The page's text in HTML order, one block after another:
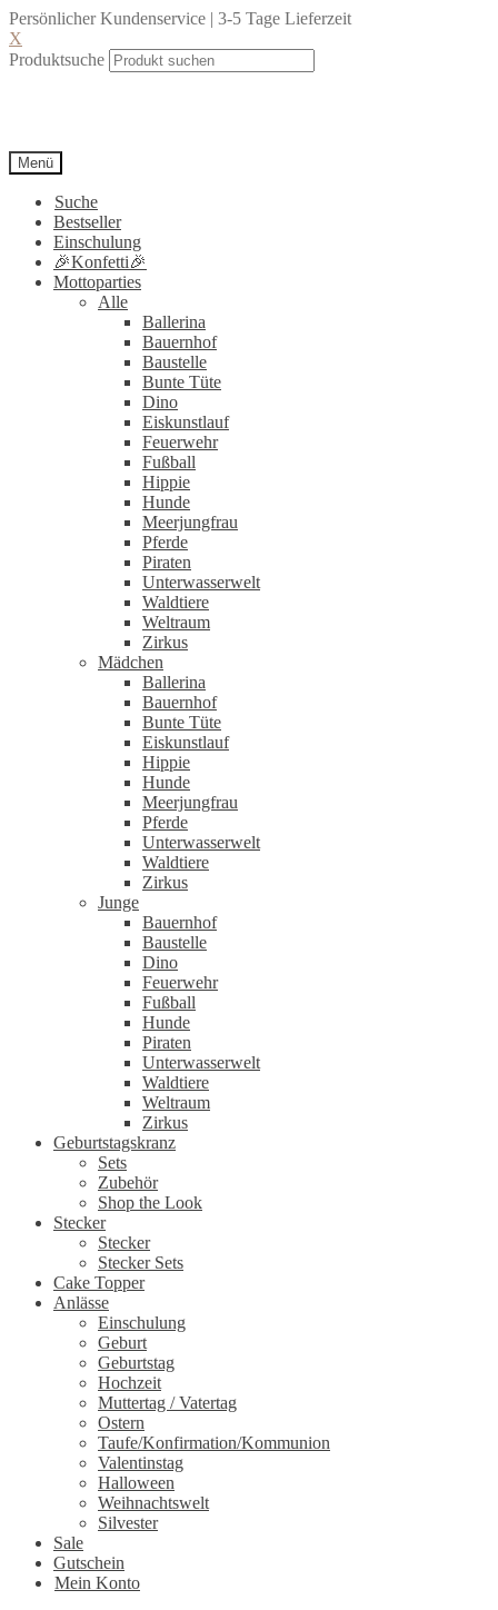
Persönlicher Kundenservice | 3-5 Tage Lieferzeit
X
Produktsuche
Menü
Suche
Bestseller
Einschulung
🎉Konfetti🎉
Mottoparties
Alle
Ballerina
Bauernhof
Baustelle
Bunte Tüte
Dino
Eiskunstlauf
Feuerwehr
Fußball
Hippie
Hunde
Meerjungfrau
Pferde
Piraten
Unterwasserwelt
Waldtiere
Weltraum
Zirkus
Mädchen
Ballerina
Bauernhof
Bunte Tüte
Eiskunstlauf
Hippie
Hunde
Meerjungfrau
Pferde
Unterwasserwelt
Waldtiere
Zirkus
Junge
Bauernhof
Baustelle
Dino
Feuerwehr
Fußball
Hunde
Piraten
Unterwasserwelt
Waldtiere
Weltraum
Zirkus
Geburtstagskranz
Sets
Zubehör
Shop the Look
Stecker
Stecker
Stecker Sets
Cake Topper
Anlässe
Einschulung
Geburt
Geburtstag
Hochzeit
Muttertag / Vatertag
Ostern
Taufe/Konfirmation/Kommunion
Valentinstag
Halloween
Weihnachtswelt
Silvester
Sale
Gutschein
Mein Konto